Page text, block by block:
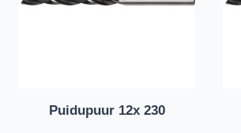
Puidupuur 12x 230